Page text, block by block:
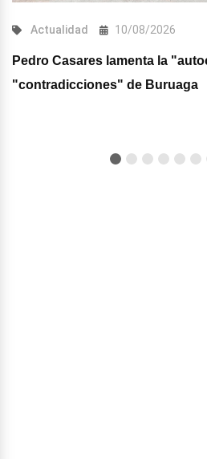
Actualidad 10/08/2026
Pedro Casares lamenta la
"contradicciones" de Buruaga